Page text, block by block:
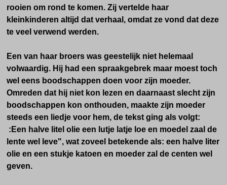
rooien om rond te komen. Zij vertelde haar
kleinkinderen altijd dat verhaal, omdat ze vond dat deze
te veel verwend werden.
Een van haar broers was geestelijk niet helemaal
volwaardig. Hij had een spraakgebrek maar moest toch
wel eens boodschappen doen voor zijn moeder.
Omreden dat hij niet kon lezen en daarnaast slecht zijn
boodschappen kon onthouden, maakte zijn moeder
steeds een liedje voor hem, de tekst ging als volgt:
:Een halve litel olie een lutje latje loe en moedel zaal de
lente wel leve", wat zoveel betekende als: een halve liter
olie en een stukje katoen en moeder zal de centen wel
geven.